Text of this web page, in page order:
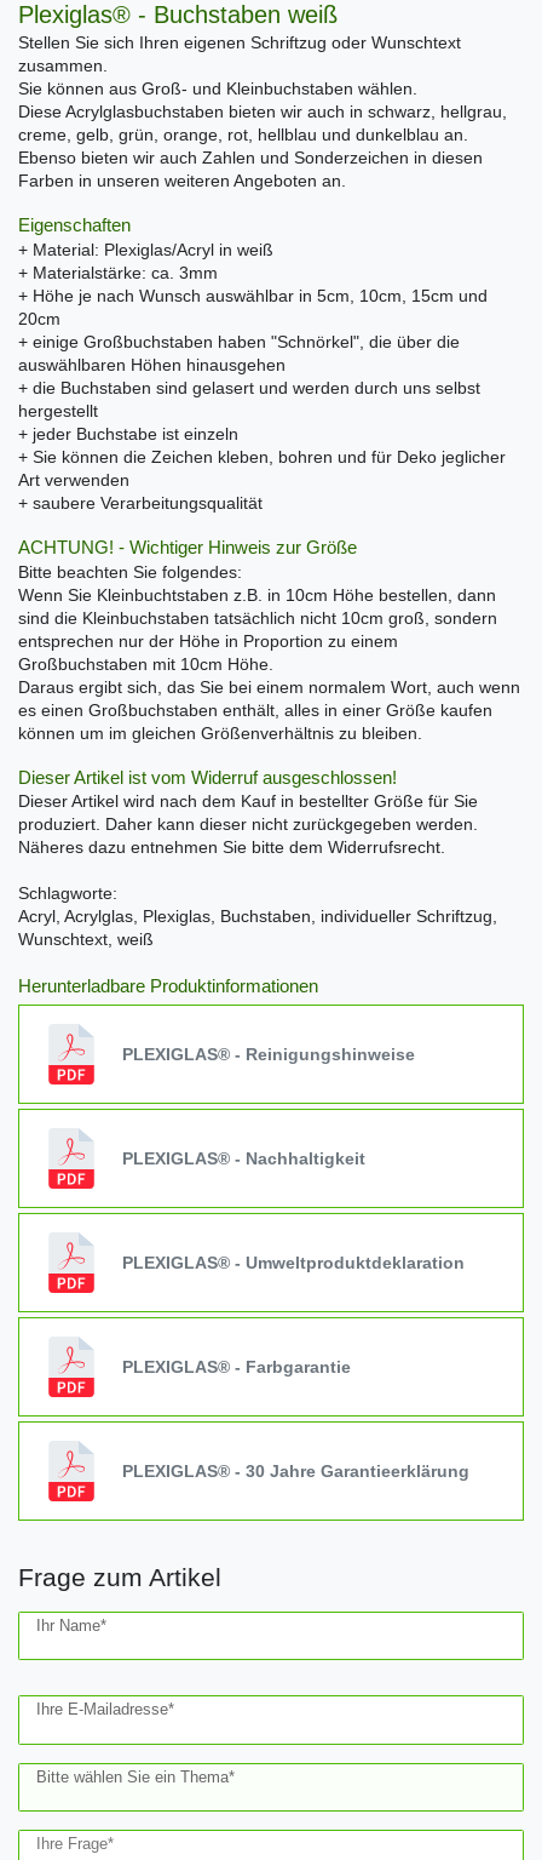
Plexiglas® - Buchstaben weiß
Stellen Sie sich Ihren eigenen Schriftzug oder Wunschtext
zusammen.
Sie können aus Groß- und Kleinbuchstaben wählen.
Diese Acrylglasbuchstaben bieten wir auch in schwarz, hellgrau,
creme, gelb, grün, orange, rot, hellblau und dunkelblau an.
Ebenso bieten wir auch Zahlen und Sonderzeichen in diesen
Farben in unseren weiteren Angeboten an.
Eigenschaften
+ Material: Plexiglas/Acryl in weiß
+ Materialstärke: ca. 3mm
+ Höhe je nach Wunsch auswählbar in 5cm, 10cm, 15cm und
20cm
+ einige Großbuchstaben haben "Schnörkel", die über die
auswählbaren Höhen hinausgehen
+ die Buchstaben sind gelasert und werden durch uns selbst
hergestellt
+ jeder Buchstabe ist einzeln
+ Sie können die Zeichen kleben, bohren und für Deko jeglicher
Art verwenden
+ saubere Verarbeitungsqualität
ACHTUNG! - Wichtiger Hinweis zur Größe
Bitte beachten Sie folgendes:
Wenn Sie Kleinbuchtstaben z.B. in 10cm Höhe bestellen, dann
sind die Kleinbuchstaben tatsächlich nicht 10cm groß, sondern
entsprechen nur der Höhe in Proportion zu einem
Großbuchstaben mit 10cm Höhe.
Daraus ergibt sich, das Sie bei einem normalem Wort, auch wenn
es einen Großbuchstaben enthält, alles in einer Größe kaufen
können um im gleichen Größenverhältnis zu bleiben.
Dieser Artikel ist vom Widerruf ausgeschlossen!
Dieser Artikel wird nach dem Kauf in bestellter Größe für Sie
produziert. Daher kann dieser nicht zurückgegeben werden.
Näheres dazu entnehmen Sie bitte dem Widerrufsrecht.
Schlagworte:
Acryl, Acrylglas, Plexiglas, Buchstaben, individueller Schriftzug,
Wunschtext, weiß
Herunterladbare Produktinformationen
PLEXIGLAS® - Reinigungshinweise
PLEXIGLAS® - Nachhaltigkeit
PLEXIGLAS® - Umweltproduktdeklaration
PLEXIGLAS® - Farbgarantie
PLEXIGLAS® - 30 Jahre Garantieerklärung
Frage zum Artikel
Ihr Name*
Ihre E-Mailadresse*
Bitte wählen Sie ein Thema*
Ihre Frage*
Ceres::Template.mailFormHoneypotLabel